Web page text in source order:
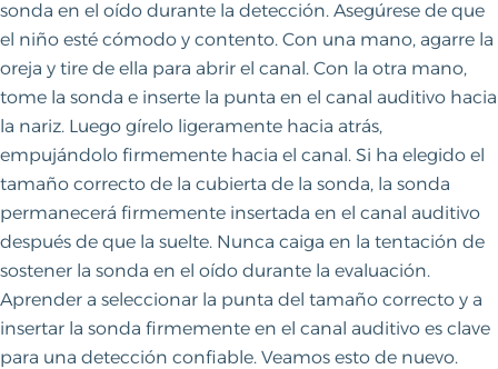
sonda en el oído durante la detección. Asegúrese de que
el niño esté cómodo y contento. Con una mano, agarre la
oreja y tire de ella para abrir el canal. Con la otra mano,
tome la sonda e inserte la punta en el canal auditivo hacia
la nariz. Luego gírelo ligeramente hacia atrás,
empujándolo firmemente hacia el canal. Si ha elegido el
tamaño correcto de la cubierta de la sonda, la sonda
permanecerá firmemente insertada en el canal auditivo
después de que la suelte. Nunca caiga en la tentación de
sostener la sonda en el oído durante la evaluación.
Aprender a seleccionar la punta del tamaño correcto y a
insertar la sonda firmemente en el canal auditivo es clave
para una detección confiable. Veamos esto de nuevo.